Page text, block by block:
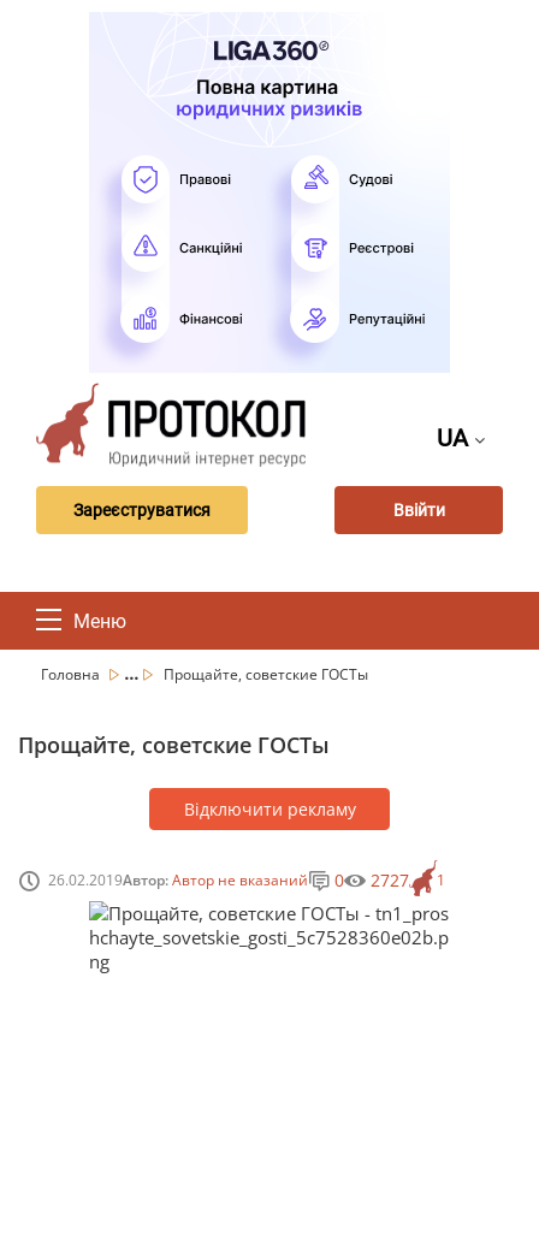
UA
Зареєструватися Ввійти
Меню
Головна ... Прощайте, советские ГОСТы
Прощайте, советские ГОСТы
Відключити рекламу
26.02.2019Автор:Автор не вказаний 1
0 2727